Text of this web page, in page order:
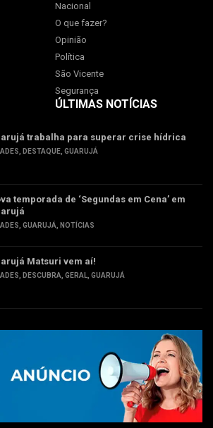
Nacional
O que fazer?
Opinião
Política
São Vicente
Segurança
ÚLTIMAS NOTÍCIAS
trabalha para superar crise hídrica
, DESTAQUE, GUARUJÁ
temporada de ‘Segundas em Cena’ em
, GUARUJÁ, NOTÍCIAS
Matsuri vem aí!
, DESCUBRA, GERAL, GUARUJÁ